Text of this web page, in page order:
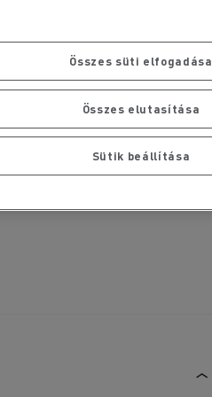
Összes süti elfogadása
Összes elutasítása
Sütik beállítása